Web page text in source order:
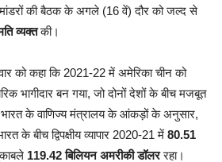
की बैठक के अगले (16 वें) दौर को जल्द से
व्यक्तकी।
को कहा कि 2021-22 में अमेरिका चीन को
भागीदार बन गया, जो दोनों देशों के बीच मजबूत
भारत के वाणिज्य मंत्रालय के आंकड़ों के अनुसार,
के बीच द्विपक्षीय व्यापार 2020-21 में 80.51
119.42 बिलियन अमरीकी डॉलररहा।